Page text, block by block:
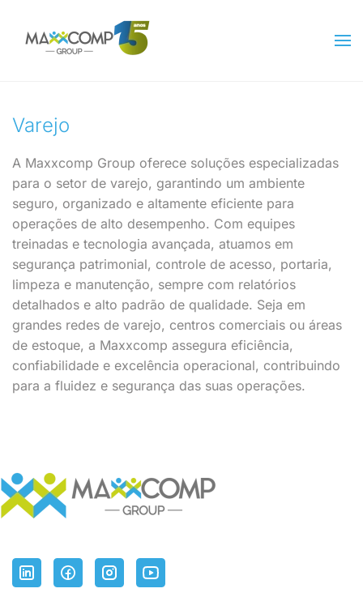
Skip to main content
Varejo
A Maxxcomp Group oferece soluções especializadas
para o setor de varejo, garantindo um ambiente
seguro, organizado e altamente eficiente para
operações de alto desempenho. Com equipes
treinadas e tecnologia avançada, atuamos em
segurança patrimonial, controle de acesso, portaria,
limpeza e manutenção, sempre com relatórios
detalhados e alto padrão de qualidade. Seja em
grandes redes de varejo, centros comerciais ou áreas
de estoque, a Maxxcomp assegura eficiência,
confiabilidade e excelência operacional, contribuindo
para a fluidez e segurança das suas operações.